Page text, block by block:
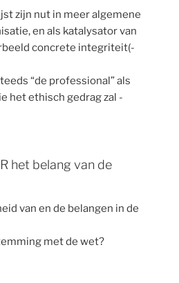
zijn nut in meer algemene
en als katalysator van
concrete integriteit(-
“de professional” als
het ethisch gedrag zal -
het belang van de
van en de belangen in de
met de wet?